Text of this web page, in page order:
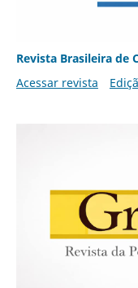
Revista Brasileira de
Acessar revista